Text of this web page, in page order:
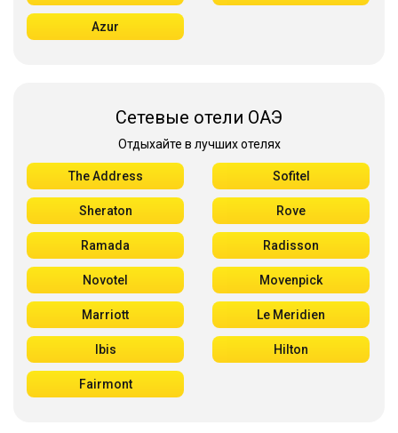
Azur
Сетевые отели ОАЭ
Отдыхайте в лучших отелях
The Address Sofitel
Sheraton Rove
Ramada Radisson
Novotel Movenpick
Marriott Le Meridien
Ibis Hilton
Fairmont